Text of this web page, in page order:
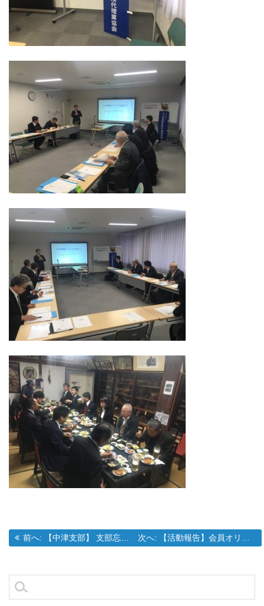
ナ
ビ
前へ: 過去の投稿:
【中津支部】 支部忘年会開催のご報告 次へ: 次の投稿:
【活動報告】会員オリエンテーション・大分別府支部セミナーのご報告
検
索: